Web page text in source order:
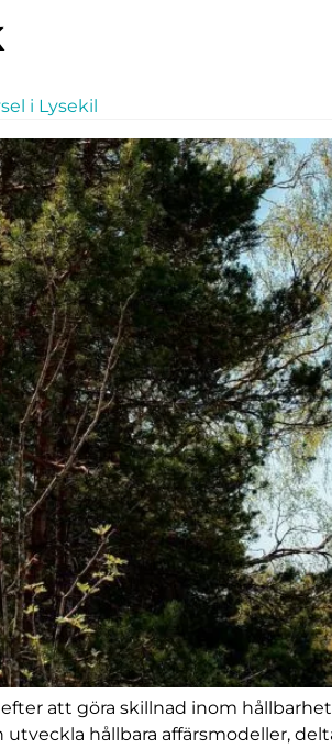
& karriär inom hållbarhet |
i Lysekil
att göra skillnad inom
hållbara affärsmodeller,